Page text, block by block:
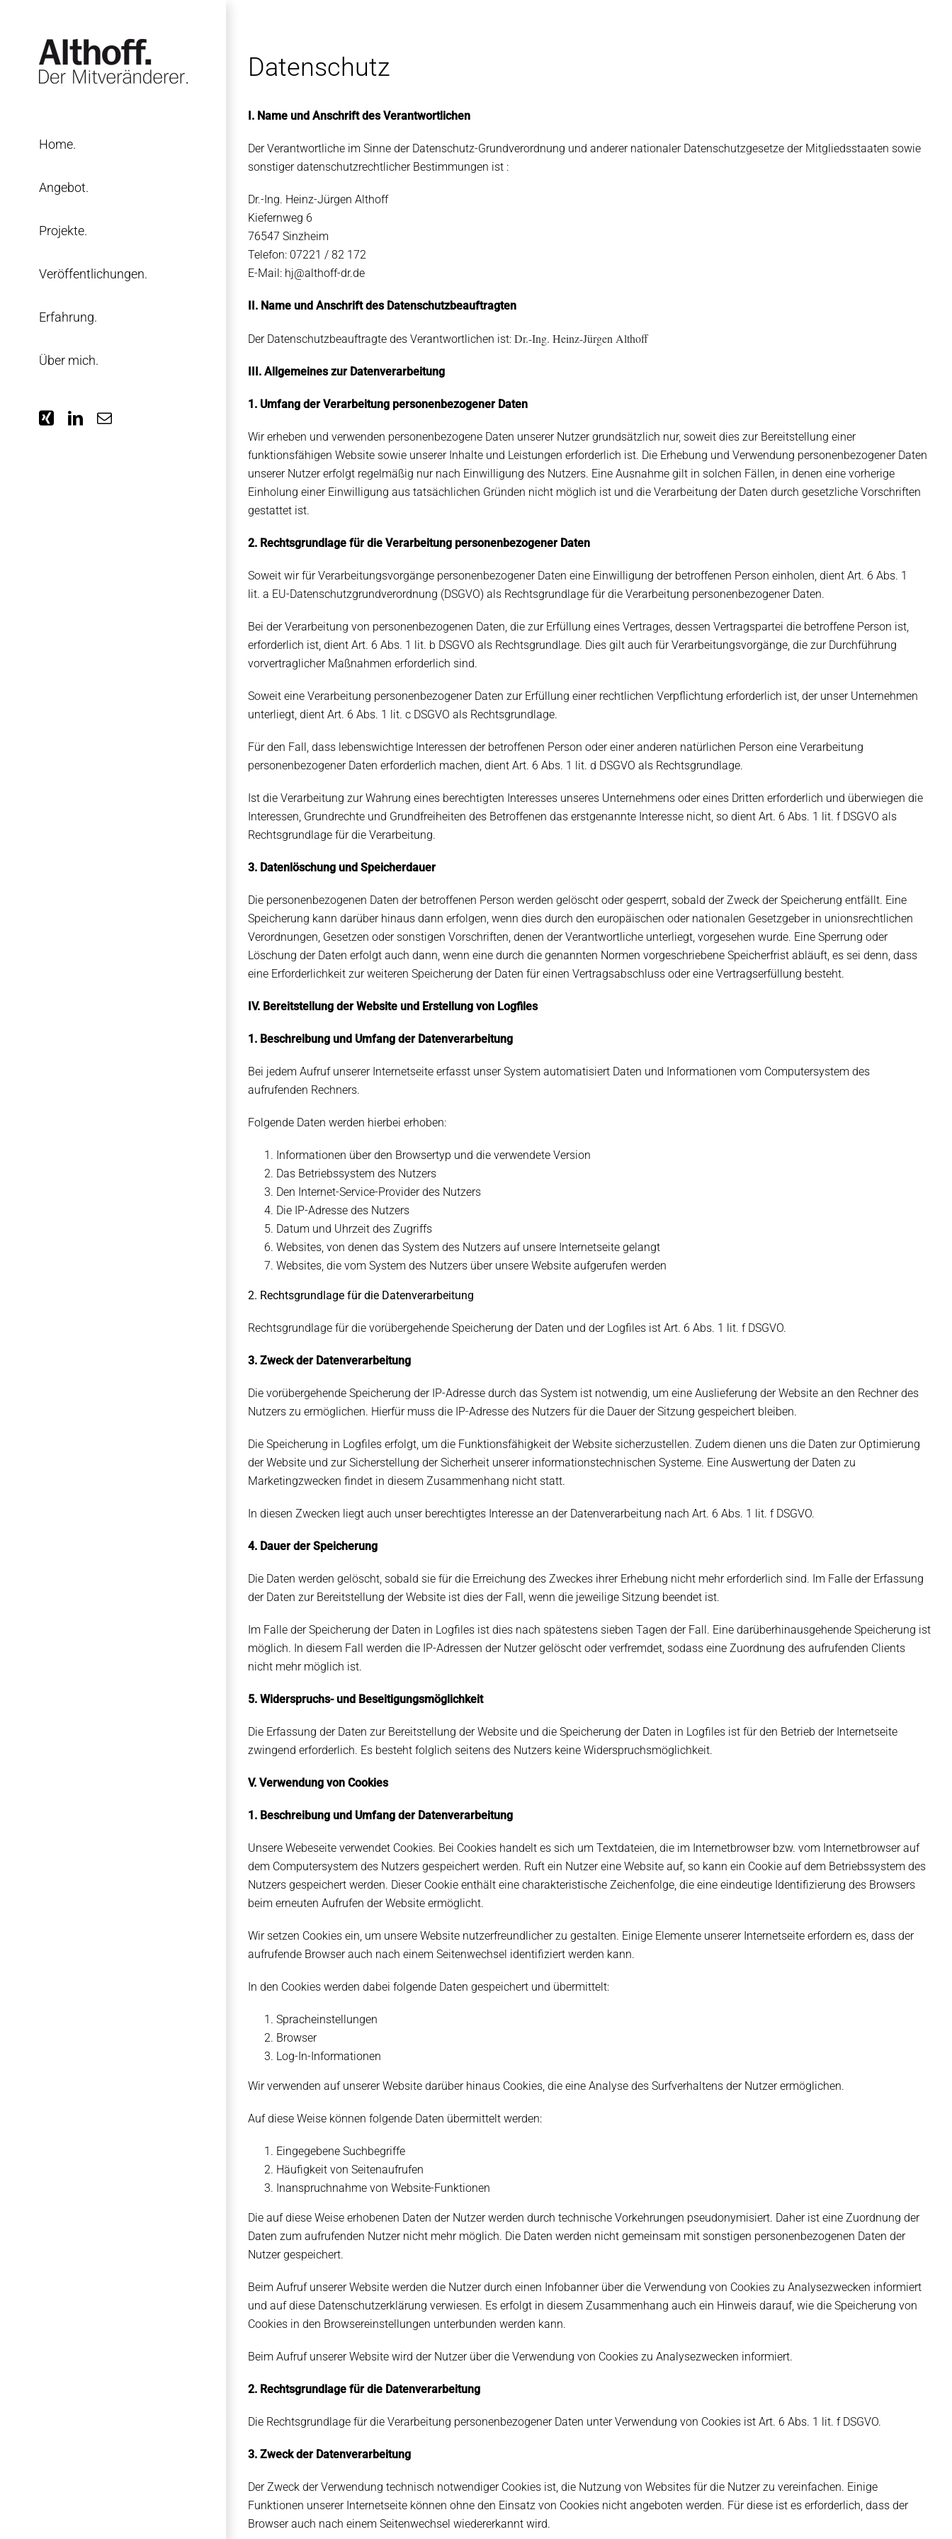
Home.
Angebot.
Projekte.
Veröffentlichungen.
Erfahrung.
Über mich.
XingLinkedIn
E-
Datenschutz
I. Name und Anschrift des Verantwortlichen
Der Verantwortliche im Sinne der Datenschutz-Grundverordnung und anderer nationaler Datenschutzgesetze der Mitgliedsstaaten sowie
sonstiger datenschutzrechtlicher Bestimmungen ist :
Dr.-Ing. Heinz-Jürgen Althoff
Kiefernweg 6
76547 Sinzheim
Telefon: 07221 / 82 172
E-Mail: hj@althoff-dr.de
II. Name und Anschrift des Datenschutzbeauftragten
Der Datenschutzbeauftragte des Verantwortlichen ist: Dr.-Ing. Heinz-Jürgen Althoff
III. Allgemeines zur Datenverarbeitung
1. Umfang der Verarbeitung personenbezogener Daten
Wir erheben und verwenden personenbezogene Daten unserer Nutzer grundsätzlich nur, soweit dies zur Bereitstellung einer
funktionsfähigen Website sowie unserer Inhalte und Leistungen erforderlich ist. Die Erhebung und Verwendung personenbezogener Daten
unserer Nutzer erfolgt regelmäßig nur nach Einwilligung des Nutzers. Eine Ausnahme gilt in solchen Fällen, in denen eine vorherige
Einholung einer Einwilligung aus tatsächlichen Gründen nicht möglich ist und die Verarbeitung der Daten durch gesetzliche Vorschriften
gestattet ist.
2. Rechtsgrundlage für die Verarbeitung personenbezogener Daten
Soweit wir für Verarbeitungsvorgänge personenbezogener Daten eine Einwilligung der betroffenen Person einholen, dient Art. 6 Abs. 1
lit. a EU-Datenschutzgrundverordnung (DSGVO) als Rechtsgrundlage für die Verarbeitung personenbezogener Daten.
Bei der Verarbeitung von personenbezogenen Daten, die zur Erfüllung eines Vertrages, dessen Vertragspartei die betroffene Person ist,
erforderlich ist, dient Art. 6 Abs. 1 lit. b DSGVO als Rechtsgrundlage. Dies gilt auch für Verarbeitungsvorgänge, die zur Durchführung
vorvertraglicher Maßnahmen erforderlich sind.
Soweit eine Verarbeitung personenbezogener Daten zur Erfüllung einer rechtlichen Verpflichtung erforderlich ist, der unser Unternehmen
unterliegt, dient Art. 6 Abs. 1 lit. c DSGVO als Rechtsgrundlage.
Für den Fall, dass lebenswichtige Interessen der betroffenen Person oder einer anderen natürlichen Person eine Verarbeitung
personenbezogener Daten erforderlich machen, dient Art. 6 Abs. 1 lit. d DSGVO als Rechtsgrundlage.
Ist die Verarbeitung zur Wahrung eines berechtigten Interesses unseres Unternehmens oder eines Dritten erforderlich und überwiegen die
Interessen, Grundrechte und Grundfreiheiten des Betroffenen das erstgenannte Interesse nicht, so dient Art. 6 Abs. 1 lit. f DSGVO als
Rechtsgrundlage für die Verarbeitung.
3. Datenlöschung und Speicherdauer
Die personenbezogenen Daten der betroffenen Person werden gelöscht oder gesperrt, sobald der Zweck der Speicherung entfällt. Eine
Speicherung kann darüber hinaus dann erfolgen, wenn dies durch den europäischen oder nationalen Gesetzgeber in unionsrechtlichen
Verordnungen, Gesetzen oder sonstigen Vorschriften, denen der Verantwortliche unterliegt, vorgesehen wurde. Eine Sperrung oder
Löschung der Daten erfolgt auch dann, wenn eine durch die genannten Normen vorgeschriebene Speicherfrist abläuft, es sei denn, dass
eine Erforderlichkeit zur weiteren Speicherung der Daten für einen Vertragsabschluss oder eine Vertragserfüllung besteht.
IV. Bereitstellung der Website und Erstellung von Logfiles
1. Beschreibung und Umfang der Datenverarbeitung
Bei jedem Aufruf unserer Internetseite erfasst unser System automatisiert Daten und Informationen vom Computersystem des
aufrufenden Rechners.
Folgende Daten werden hierbei erhoben:
Informationen über den Browsertyp und die verwendete Version
Das Betriebssystem des Nutzers
Den Internet-Service-Provider des Nutzers
Die IP-Adresse des Nutzers
Datum und Uhrzeit des Zugriffs
Websites, von denen das System des Nutzers auf unsere Internetseite gelangt
Websites, die vom System des Nutzers über unsere Website aufgerufen werden
2. Rechtsgrundlage für die Datenverarbeitung
Rechtsgrundlage für die vorübergehende Speicherung der Daten und der Logfiles ist Art. 6 Abs. 1 lit. f DSGVO.
3. Zweck der Datenverarbeitung
Die vorübergehende Speicherung der IP-Adresse durch das System ist notwendig, um eine Auslieferung der Website an den Rechner des
Nutzers zu ermöglichen. Hierfür muss die IP-Adresse des Nutzers für die Dauer der Sitzung gespeichert bleiben.
Die Speicherung in Logfiles erfolgt, um die Funktionsfähigkeit der Website sicherzustellen. Zudem dienen uns die Daten zur Optimierung
der Website und zur Sicherstellung der Sicherheit unserer informationstechnischen Systeme. Eine Auswertung der Daten zu
Marketingzwecken findet in diesem Zusammenhang nicht statt.
In diesen Zwecken liegt auch unser berechtigtes Interesse an der Datenverarbeitung nach Art. 6 Abs. 1 lit. f DSGVO.
4. Dauer der Speicherung
Die Daten werden gelöscht, sobald sie für die Erreichung des Zweckes ihrer Erhebung nicht mehr erforderlich sind. Im Falle der Erfassung
der Daten zur Bereitstellung der Website ist dies der Fall, wenn die jeweilige Sitzung beendet ist.
Im Falle der Speicherung der Daten in Logfiles ist dies nach spätestens sieben Tagen der Fall. Eine darüberhinausgehende Speicherung ist
möglich. In diesem Fall werden die IP-Adressen der Nutzer gelöscht oder verfremdet, sodass eine Zuordnung des aufrufenden Clients
nicht mehr möglich ist.
5. Widerspruchs- und Beseitigungsmöglichkeit
Die Erfassung der Daten zur Bereitstellung der Website und die Speicherung der Daten in Logfiles ist für den Betrieb der Internetseite
zwingend erforderlich. Es besteht folglich seitens des Nutzers keine Widerspruchsmöglichkeit.
V. Verwendung von Cookies
1. Beschreibung und Umfang der Datenverarbeitung
Unsere Webeseite verwendet Cookies. Bei Cookies handelt es sich um Textdateien, die im Internetbrowser bzw. vom Internetbrowser auf
dem Computersystem des Nutzers gespeichert werden. Ruft ein Nutzer eine Website auf, so kann ein Cookie auf dem Betriebssystem des
Nutzers gespeichert werden. Dieser Cookie enthält eine charakteristische Zeichenfolge, die eine eindeutige Identifizierung des Browsers
beim erneuten Aufrufen der Website ermöglicht.
Wir setzen Cookies ein, um unsere Website nutzerfreundlicher zu gestalten. Einige Elemente unserer Internetseite erfordern es, dass der
aufrufende Browser auch nach einem Seitenwechsel identifiziert werden kann.
In den Cookies werden dabei folgende Daten gespeichert und übermittelt:
Spracheinstellungen
Browser
Log-In-Informationen
Wir verwenden auf unserer Website darüber hinaus Cookies, die eine Analyse des Surfverhaltens der Nutzer ermöglichen.
Auf diese Weise können folgende Daten übermittelt werden:
Eingegebene Suchbegriffe
Häufigkeit von Seitenaufrufen
Inanspruchnahme von Website-Funktionen
Die auf diese Weise erhobenen Daten der Nutzer werden durch technische Vorkehrungen pseudonymisiert. Daher ist eine Zuordnung der
Daten zum aufrufenden Nutzer nicht mehr möglich. Die Daten werden nicht gemeinsam mit sonstigen personenbezogenen Daten der
Nutzer gespeichert.
Beim Aufruf unserer Website werden die Nutzer durch einen Infobanner über die Verwendung von Cookies zu Analysezwecken informiert
und auf diese Datenschutzerklärung verwiesen. Es erfolgt in diesem Zusammenhang auch ein Hinweis darauf, wie die Speicherung von
Cookies in den Browsereinstellungen unterbunden werden kann.
Beim Aufruf unserer Website wird der Nutzer über die Verwendung von Cookies zu Analysezwecken informiert.
2. Rechtsgrundlage für die Datenverarbeitung
Die Rechtsgrundlage für die Verarbeitung personenbezogener Daten unter Verwendung von Cookies ist Art. 6 Abs. 1 lit. f DSGVO.
3. Zweck der Datenverarbeitung
Der Zweck der Verwendung technisch notwendiger Cookies ist, die Nutzung von Websites für die Nutzer zu vereinfachen. Einige
Funktionen unserer Internetseite können ohne den Einsatz von Cookies nicht angeboten werden. Für diese ist es erforderlich, dass der
Browser auch nach einem Seitenwechsel wiedererkannt wird.